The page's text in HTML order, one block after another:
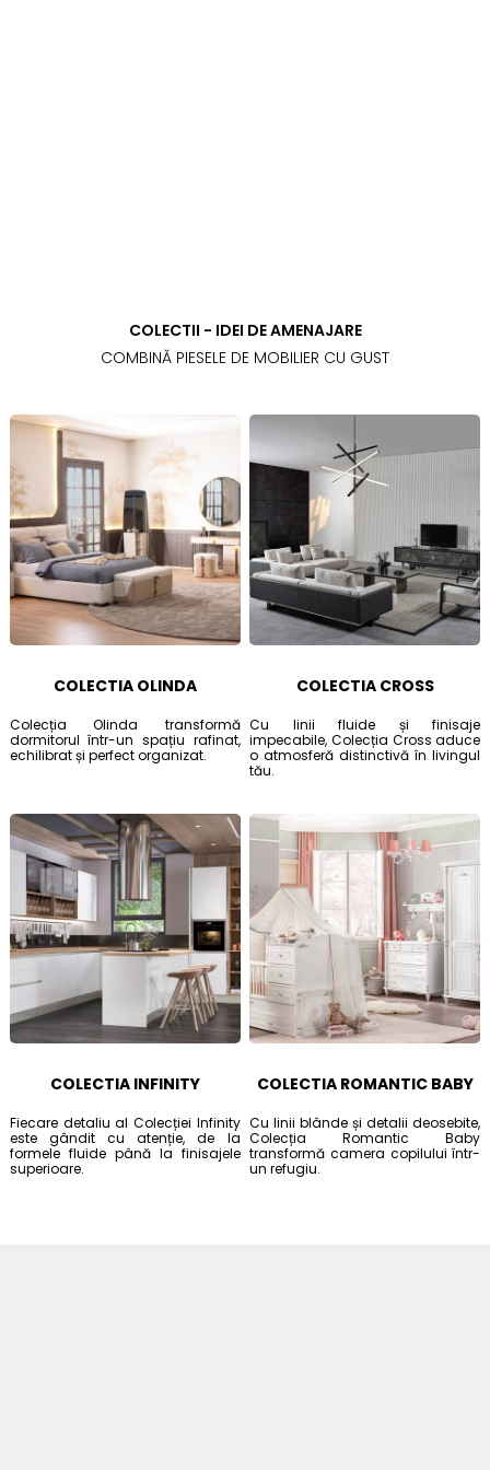
COLECTII - IDEI DE AMENAJARE
COMBINĂ PIESELE DE MOBILIER CU GUST
COLECTIA OLINDA
Colecția Olinda transformă
dormitorul într-un spațiu rafinat,
echilibrat și perfect organizat.
COLECTIA CROSS
Cu linii fluide și finisaje
impecabile, Colecția Cross aduce
o atmosferă distinctivă în livingul
tău.
COLECTIA INFINITY
Fiecare detaliu al Colecției Infinity
este gândit cu atenție, de la
formele fluide până la finisajele
superioare.
COLECTIA ROMANTIC BABY
Cu linii blânde și detalii deosebite,
Colecția Romantic Baby
transformă camera copilului într-
un refugiu.